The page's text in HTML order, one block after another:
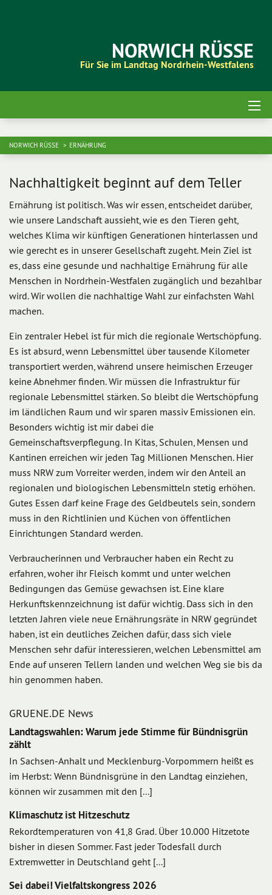
NORWICH RÜSSE
Für Sie im Landtag Nordrhein-Westfalens
NORWICH RÜSSE ERNÄHRUNG
Nachhaltigkeit beginnt auf dem Teller
Ernährung ist politisch. Was wir essen, entscheidet darüber,
wie unsere Landschaft aussieht, wie es den Tieren geht,
welches Klima wir künftigen Generationen hinterlassen und
wie gerecht es in unserer Gesellschaft zugeht. Mein Ziel ist
es, dass eine gesunde und nachhaltige Ernährung für alle
Menschen in Nordrhein-Westfalen zugänglich und bezahlbar
wird. Wir wollen die nachhaltige Wahl zur einfachsten Wahl
machen.
Ein zentraler Hebel ist für mich die regionale Wertschöpfung.
Es ist absurd, wenn Lebensmittel über tausende Kilometer
transportiert werden, während unsere heimischen Erzeuger
keine Abnehmer finden. Wir müssen die Infrastruktur für
regionale Lebensmittel stärken. So bleibt die Wertschöpfung
im ländlichen Raum und wir sparen massiv Emissionen ein.
Besonders wichtig ist mir dabei die
Gemeinschaftsverpflegung. In Kitas, Schulen, Mensen und
Kantinen erreichen wir jeden Tag Millionen Menschen. Hier
muss NRW zum Vorreiter werden, indem wir den Anteil an
regionalen und biologischen Lebensmitteln stetig erhöhen.
Gutes Essen darf keine Frage des Geldbeutels sein, sondern
muss in den Richtlinien und Küchen von öffentlichen
Einrichtungen Standard werden.
Verbraucherinnen und Verbraucher haben ein Recht zu
erfahren, woher ihr Fleisch kommt und unter welchen
Bedingungen das Gemüse gewachsen ist. Eine klare
Herkunftskennzeichnung ist dafür wichtig. Dass sich in den
letzten Jahren viele neue Ernährungsräte in NRW gegründet
haben, ist ein deutliches Zeichen dafür, dass sich viele
Menschen sehr dafür interessieren, welchen Lebensmittel am
Ende auf unseren Tellern landen und welchen Weg sie bis da
hin genommen haben.
GRUENE.DE News
Landtagswahlen: Warum jede Stimme für Bündnisgrün
zählt
In Sachsen-Anhalt und Mecklenburg-Vorpommern heißt es
im Herbst: Wenn Bündnisgrüne in den Landtag einziehen,
können wir zusammen mit den [...]
Klimaschutz ist Hitzeschutz
Rekordtemperaturen von 41,8 Grad. Über 10.000 Hitzetote
bisher in diesen Sommer. Fast jeder Todesfall durch
Extremwetter in Deutschland geht [...]
Sei dabei! Vielfaltskongress 2026